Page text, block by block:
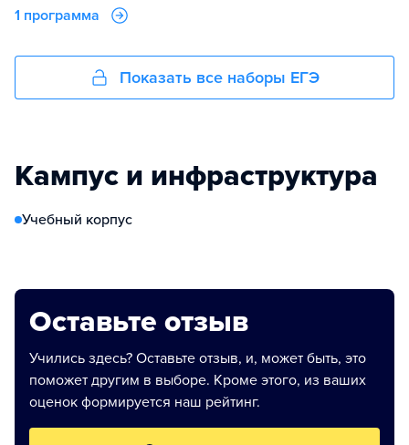
1 программа
Показать все наборы ЕГЭ
Кампус и инфраструктура
Учебный корпус
Оставьте отзыв
Учились здесь? Оставьте отзыв, и, может быть, это
поможет другим в выборе. Кроме этого, из ваших
оценок формируется наш рейтинг.